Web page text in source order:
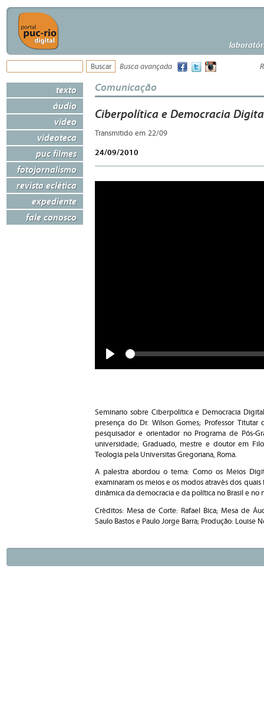
Busca avançada
texto
áudio
vídeo
videoteca
puc filmes
fotojornalismo
revista eclética
expediente
fale conosco
Comunicação
Ciberpolítica e Democracia
Transmitido em 22/09
24/09/2010
Seek
Seminario sobre Ciberpolítica e Democracia
presença do Dr. Wilson Gomes; Professor
pesquisador e orientador no Programa de Pós-
universidade; Graduado, mestre e doutor em
Teologia pela Universitas Gregoriana, Roma.
A palestra abordou o tema: Como os Meios
examinaram os meios e os modos através dos
dinâmica da democracia e da política no Brasil e no
Créditos: Mesa de Corte: Rafael Bica; Mesa de
Saulo Bastos e Paulo Jorge Barra; Produção: Louise